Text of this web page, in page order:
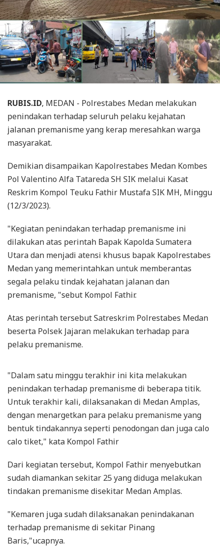
RUBIS.ID, MEDAN - Polrestabes Medan melakukan
penindakan terhadap seluruh pelaku kejahatan
jalanan premanisme yang kerap meresahkan warga
masyarakat.
Demikian disampaikan Kapolrestabes Medan Kombes
Pol Valentino Alfa Tatareda SH SIK melalui Kasat
Reskrim Kompol Teuku Fathir Mustafa SIK MH, Minggu
(12/3/2023).
"Kegiatan penindakan terhadap premanisme ini
dilakukan atas perintah Bapak Kapolda Sumatera
Utara dan menjadi atensi khusus bapak Kapolrestabes
Medan yang memerintahkan untuk memberantas
segala pelaku tindak kejahatan jalanan dan
premanisme, "sebut Kompol Fathir.
Atas perintah tersebut Satreskrim Polrestabes Medan
beserta Polsek Jajaran melakukan terhadap para
pelaku premanisme.
"Dalam satu minggu terakhir ini kita melakukan
penindakan terhadap premanisme di beberapa titik.
Untuk terakhir kali, dilaksanakan di Medan Amplas,
dengan menargetkan para pelaku premanisme yang
bentuk tindakannya seperti penodongan dan juga calo
calo tiket," kata Kompol Fathir
Dari kegiatan tersebut, Kompol Fathir menyebutkan
sudah diamankan sekitar 25 yang diduga melakukan
tindakan premanisme disekitar Medan Amplas.
"Kemaren juga sudah dilaksanakan penindakanan
terhadap premanisme di sekitar Pinang
Baris,"ucapnya.